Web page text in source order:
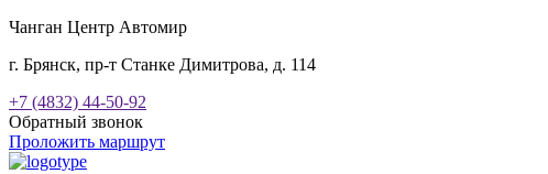
Чанган Центр Автомир
г. Брянск, пр-т Станке Димитрова, д. 114
+7 (4832) 44-50-92
Обратный звонок
Проложить маршрут